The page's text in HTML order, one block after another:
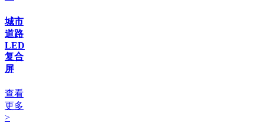
城市
道路
LED
复合
屏
查看
更多
>